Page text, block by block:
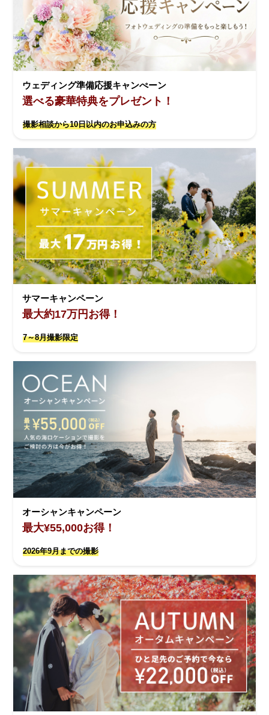
ウェディング準備応援キャンぺーン
選べる豪華特典をプレゼント！
撮影相談から10日以内のお申込みの方
サマーキャンペーン
最大約17万円お得！
7～8月撮影限定
オーシャンキャンペーン
最大¥55,000お得！
2026年9月までの撮影